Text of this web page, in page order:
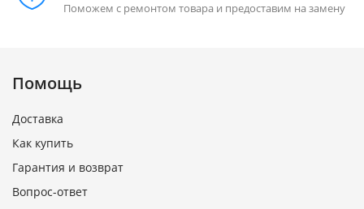
Поможем с ремонтом товара и предоставим на замену
Помощь
Доставка
Как купить
Гарантия и возврат
Вопрос-ответ